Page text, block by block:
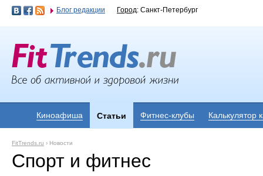
Блог редакции Город: Санкт-Петербург
Киноафиша Статьи Фитнес-клубы Калькулятор
FitTrends.ru › Новости
Спорт и фитнес